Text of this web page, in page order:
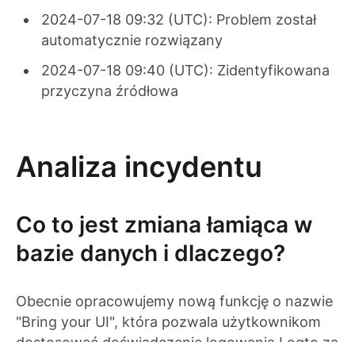
2024-07-18 09:32 (UTC): Problem został
automatycznie rozwiązany
2024-07-18 09:40 (UTC): Zidentyfikowana
przyczyna źródłowa
Analiza incydentu
Co to jest zmiana łamiąca w
bazie danych i dlaczego?
Obecnie opracowujemy nową funkcję o nazwie
"Bring your UI", która pozwala użytkownikom